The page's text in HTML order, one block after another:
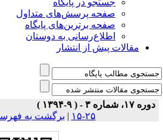
جستجو در پایگاه
صفحه پرسش‌های متداول
صفحه برترین‌های پایگاه
اطلاع‌رسانی به دوستان
مقالات پیش از انتشار
دوره ۱۷، شماره ۳ - ( ۹-۱۳۹۴ )
۲۵-۱۵
| برگشت به